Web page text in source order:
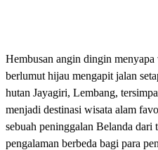
Hembusan angin dingin
berlumut hijau mengapit jalan
hutan Jayagiri, Lembang,
menjadi destinasi wisata alam
sebuah peninggalan Belanda dari
pengalaman berbeda bagi para